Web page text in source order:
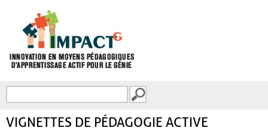
FORMULAIRE DE
VIGNETTES DE PÉDAGOGIE ACTIVE